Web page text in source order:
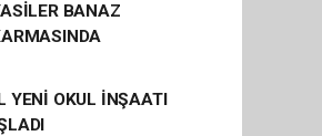
BANAZ
YENİ OKUL İNŞAATI